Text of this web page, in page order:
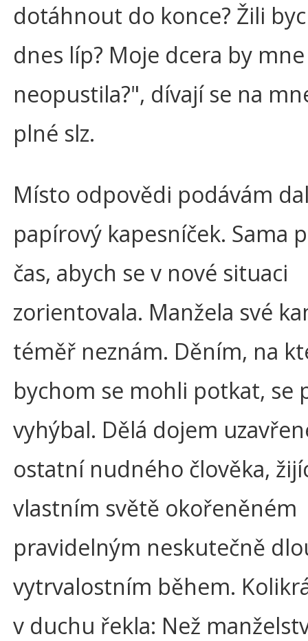
dotáhnout do konce? Žili
dnes líp? Moje dcera by
neopustila?", dívají se na
plné slz.
Místo odpovědi podávám
papírový kapesníček. Sama
čas, abych se v nové situaci
zorientovala. Manžela své
téměř neznám. Děním, na
bychom se mohli potkat, se
vyhýbal. Dělá dojem
ostatní nudného člověka,
vlastním světě okořeněném
pravidelným neskutečně
vytrvalostním během.
v duchu řekla: Než